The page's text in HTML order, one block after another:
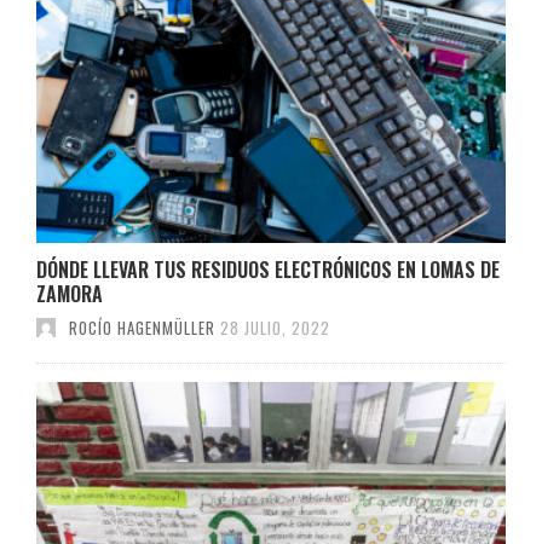
DÓNDE LLEVAR TUS RESIDUOS ELECTRÓNICOS EN LOMAS DE
ZAMORA
ROCÍO HAGENMÜLLER 28 JULIO, 2022